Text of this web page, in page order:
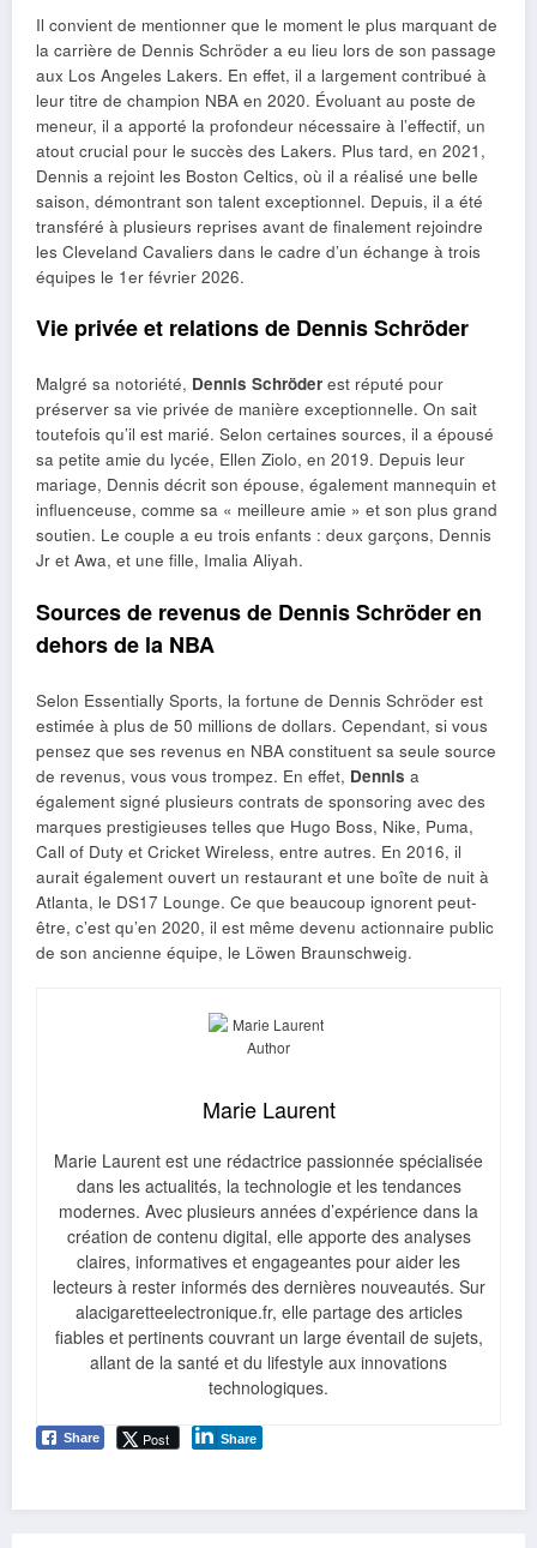
Il convient de mentionner que le moment le plus marquant de
la carrière de Dennis Schröder a eu lieu lors de son passage
aux Los Angeles Lakers. En effet, il a largement contribué à
leur titre de champion NBA en 2020. Évoluant au poste de
meneur, il a apporté la profondeur nécessaire à l’effectif, un
atout crucial pour le succès des Lakers. Plus tard, en 2021,
Dennis a rejoint les Boston Celtics, où il a réalisé une belle
saison, démontrant son talent exceptionnel. Depuis, il a été
transféré à plusieurs reprises avant de finalement rejoindre
les Cleveland Cavaliers dans le cadre d’un échange à trois
équipes le 1er février 2026.
Vie privée et relations de Dennis Schröder
Malgré sa notoriété, Dennis Schröder est réputé pour
préserver sa vie privée de manière exceptionnelle. On sait
toutefois qu’il est marié. Selon certaines sources, il a épousé
sa petite amie du lycée, Ellen Ziolo, en 2019. Depuis leur
mariage, Dennis décrit son épouse, également mannequin et
influenceuse, comme sa « meilleure amie » et son plus grand
soutien. Le couple a eu trois enfants : deux garçons, Dennis
Jr et Awa, et une fille, Imalia Aliyah.
Sources de revenus de Dennis Schröder en
dehors de la NBA
Selon Essentially Sports, la fortune de Dennis Schröder est
estimée à plus de 50 millions de dollars. Cependant, si vous
pensez que ses revenus en NBA constituent sa seule source
de revenus, vous vous trompez. En effet, Dennis a
également signé plusieurs contrats de sponsoring avec des
marques prestigieuses telles que Hugo Boss, Nike, Puma,
Call of Duty et Cricket Wireless, entre autres. En 2016, il
aurait également ouvert un restaurant et une boîte de nuit à
Atlanta, le DS17 Lounge. Ce que beaucoup ignorent peut-
être, c’est qu’en 2020, il est même devenu actionnaire public
de son ancienne équipe, le Löwen Braunschweig.
Marie Laurent
Marie Laurent est une rédactrice passionnée spécialisée
dans les actualités, la technologie et les tendances
modernes. Avec plusieurs années d’expérience dans la
création de contenu digital, elle apporte des analyses
claires, informatives et engageantes pour aider les
lecteurs à rester informés des dernières nouveautés. Sur
alacigaretteelectronique.fr, elle partage des articles
fiables et pertinents couvrant un large éventail de sujets,
allant de la santé et du lifestyle aux innovations
technologiques.
Share Post Share